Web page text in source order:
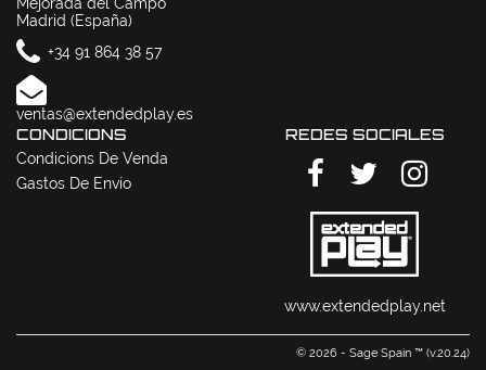
Madrid (España)
+34 91 864 38 57
ventas@extendedplay.es
CONDICIONS
Condicions De Venda
Gastos De Envío
REDES SOCIALES
www.extendedplay.net
© 2026 - Sage Spain ™ (v.20.24)